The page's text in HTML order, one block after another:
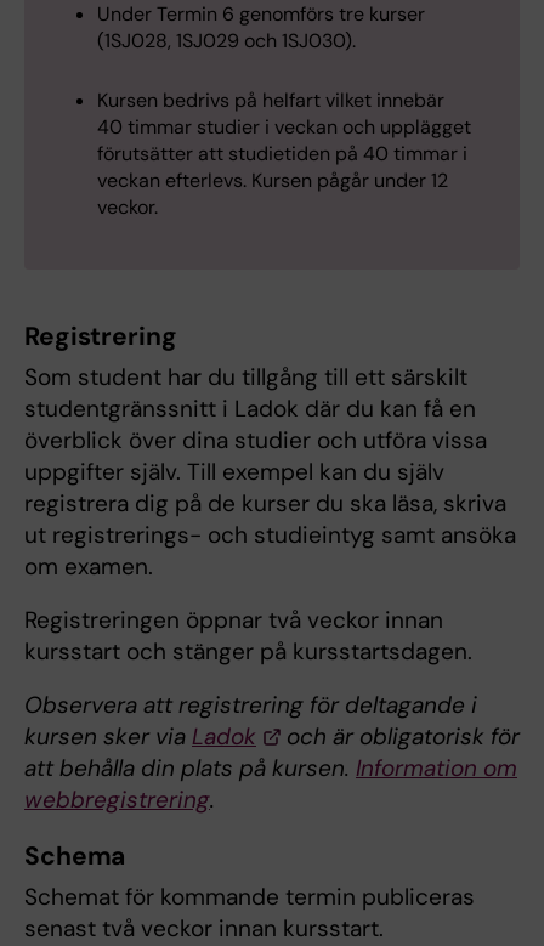
Under Termin 6 genomförs tre kurser
(1SJ028, 1SJ029 och 1SJ030).
Kursen bedrivs på helfart vilket innebär
40 timmar studier i veckan och upplägget
förutsätter att studietiden på 40 timmar i
veckan efterlevs. Kursen pågår under 12
veckor.
Registrering
Som student har du tillgång till ett särskilt
studentgränssnitt i Ladok där du kan få en
överblick över dina studier och utföra vissa
uppgifter själv. Till exempel kan du själv
registrera dig på de kurser du ska läsa, skriva
ut registrerings- och studieintyg samt ansöka
om examen.
Registreringen öppnar två veckor innan
kursstart och stänger på kursstartsdagen.
Observera att registrering för deltagande i
kursen sker via Ladok
och är obligatorisk för
att behålla din plats på kursen. Information om
webbregistrering.
Schema
Schemat för kommande termin publiceras
senast två veckor innan kursstart.